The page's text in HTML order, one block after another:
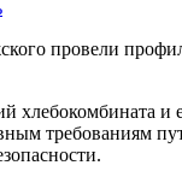
провели
требованиям